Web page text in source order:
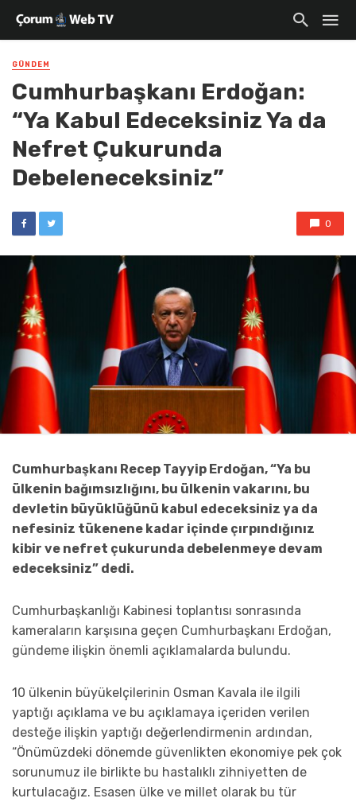
GÜNDEM
Cumhurbaşkanı Erdoğan:
“Ya Kabul Edeceksiniz Ya da
Nefret Çukurunda
Debeleneceksiniz”
0
Cumhurbaşkanı Recep Tayyip Erdoğan, “Ya bu
ülkenin bağımsızlığını, bu ülkenin vakarını, bu
devletin büyüklüğünü kabul edeceksiniz ya da
nefesiniz tükenene kadar içinde çırpındığınız
kibir ve nefret çukurunda debelenmeye devam
edeceksiniz” dedi.
Cumhurbaşkanlığı Kabinesi toplantısı sonrasında
kameraların karşısına geçen Cumhurbaşkanı Erdoğan,
gündeme ilişkin önemli açıklamalarda bulundu.
10 ülkenin büyükelçilerinin Osman Kavala ile ilgili
yaptığı açıklama ve bu açıklamaya içeriden verilen
desteğe ilişkin yaptığı değerlendirmenin ardından,
“Önümüzdeki dönemde güvenlikten ekonomiye pek çok
sorunumuz ile birlikte bu hastalıklı zihniyetten de
kurtulacağız. Esasen ülke ve millet olarak bu tür